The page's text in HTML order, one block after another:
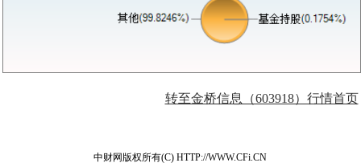
转至金桥信息（603918）行情首页
中财网版权所有(C) HTTP://WWW.CFi.CN